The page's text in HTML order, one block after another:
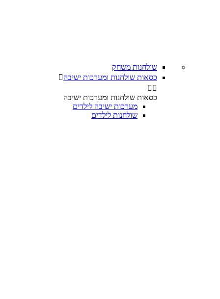
שולחנות משחק
כסאות שולחנות ומערכות ישיבה
 
כסאות שולחנות ומערכות ישיבה
מערכות ישיבה לילדים
שולחנות לילדים